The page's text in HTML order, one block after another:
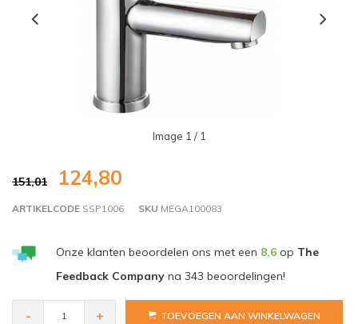
Image 1 / 1
151,01 124,80
ARTIKELCODE SSP1006 SKU MEGA100083
Onze klanten beoordelen ons met een 8,6op The
Feedback Companyna 343 beoordelingen!
- + TOEVOEGEN AAN WINKELWAGEN